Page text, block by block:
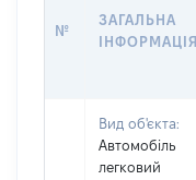
№
ЗАГАЛЬНА
ІНФОРМАЦІЯ
Вид об'єкта:
Автомобіль
легковий